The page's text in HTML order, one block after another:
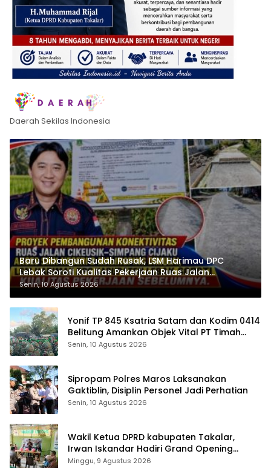
Daerah Sekilas Indonesia
Baru Dibangun Sudah Rusak, LSM Harimau DPC
Lebak Soroti Kualitas Pekerjaan Ruas Jalan
Cikeusik-Simpang Cijaku
Senin, 10 Agustus 2026
Yonif TP 845 Ksatria Satam dan Kodim 0414
Belitung Amankan Objek Vital PT Timah
Saat Aksi Penambang
Senin, 10 Agustus 2026
Sipropam Polres Maros Laksanakan
Gaktiblin, Disiplin Personel Jadi Perhatian
Senin, 10 Agustus 2026
Wakil Ketua DPRD kabupaten Takalar,
Irwan Iskandar Hadiri Grand Opening
Rumah sehat Pertama di Takalar, Melayani
Minggu, 9 Agustus 2026